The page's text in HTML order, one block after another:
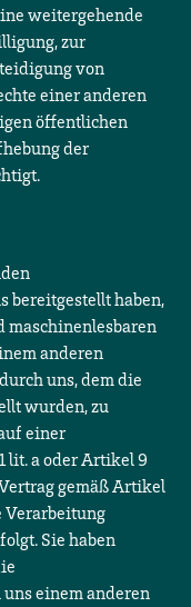
weitergehende
zur
von
einer anderen
öffentlichen
der
bereitgestellt haben,
maschinenlesbaren
anderen
uns, dem die
wurden, zu
einer
lit. a oder Artikel 9
gemäß Artikel
Verarbeitung
Sie haben
einem anderen